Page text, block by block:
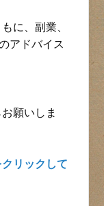
に、副業、
アドバイス
願いしま
クリックして